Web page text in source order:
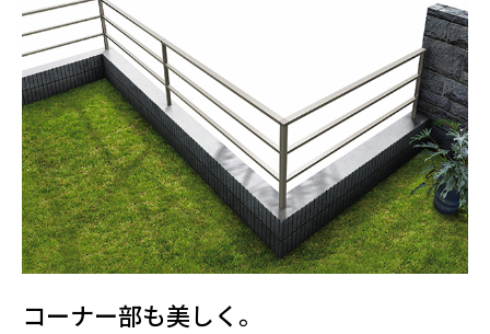
コーナー部も美しく。